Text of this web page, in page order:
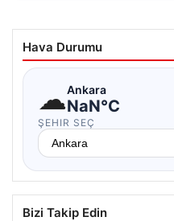
Hava Durumu
☁Ankara
NaN°C
ŞEHIR SEÇ
Bizi Takip Edin